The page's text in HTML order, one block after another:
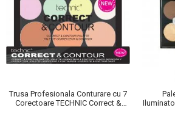
Trusa Profesionala Conturare cu 7
Corectoare TECHNIC Correct &